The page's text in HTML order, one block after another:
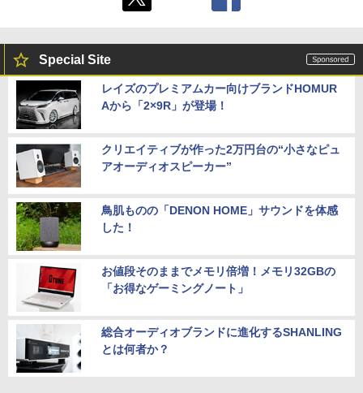
Special Site
レイズのプレミアムカー向けブランドHOMUR
Aから「2×9R」が登場！
クリエイティブが作った2万円台の“小さなピュ
アオーディオスピーカー”
鳥肌ものの「DENON HOME」サウンドを体感
した！
お値段そのままでメモリ倍増！メモリ32GBの
「お得なゲーミングノート」
総合オーディオブランドに進化するSHANLING
とは何者か？